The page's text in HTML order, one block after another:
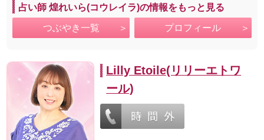
占い師 煌れいら(コウレイラ)の情報をもっと見る
つぶやき一覧 プロフィール
Lilly Etoile(リリーエトワ
ール)